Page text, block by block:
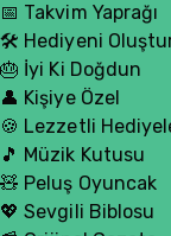
📅 Takvim Yaprağı
🛠️ Hediyeni
🎂 İyi Ki Doğdun
👤 Kişiye Özel
🍪 Lezzetli
🎵 Müzik Kutusu
🧸 Peluş Oyuncak
💖 Sevgili Biblosu